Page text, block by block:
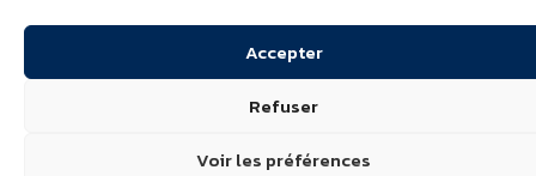
Accepter
Refuser
Voir les préférences